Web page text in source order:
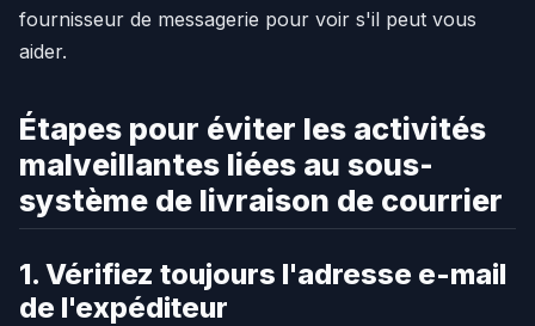
fournisseur de messagerie pour voir s'il peut vous
aider.
Étapes pour éviter les activités
malveillantes liées au sous-
système de livraison de courrier
1. Vérifiez toujours l'adresse e-mail
de l'expéditeur